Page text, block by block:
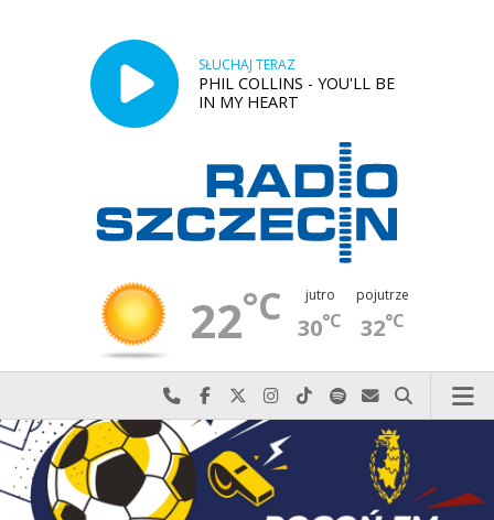
SŁUCHAJ TERAZ
PHIL COLLINS - YOU'LL BE
IN MY HEART
22°C jutro
30°C
pojutrze
32°C
Najlepiej po prostu do nas zadzwoń
Odwiedź nas na Facebook-u
Odwiedź nas na X
Odwiedź nas na Instagram-ie
Odwiedź nas na TikTok-u
Szukaj nas na Spotify
Wyślij do nas
Szukaj